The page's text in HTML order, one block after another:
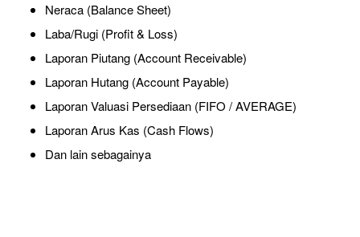
Neraca (Balance Sheet)
Laba/Rugi (Profit & Loss)
Laporan Piutang (Account Receivable)
Laporan Hutang (Account Payable)
Laporan Valuasi Persediaan (FIFO / AVERAGE)
Laporan Arus Kas (Cash Flows)
Dan lain sebagainya